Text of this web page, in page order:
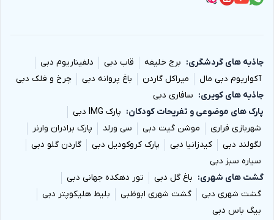
جاذبه های گردشگری برج خلیفه قاب دبی
دلفیناریوم دبی
آکواریوم دبی مال
میراکل گاردن باغ پروانه دبی
چرخ و فلک دبی
جاذبه های کویری
سافاری دبی
پارک های موضوعی و تفریحات کودکان
پارک IMG دبی
شهربازی فراری
موشن گیت دبی سی ورلد
پارک برادران وارنر
لگولند دبی
کیدزانیا دبی پارک کروکودیل دبی
گاردن گلو دبی
سیاره سبز دبی
گشت های شهری
باغ گل دبی
تور دهکده جهانی دبی
گشت شهری دبی
گشت شهری ابوظبی
بلیط هلیکوپتر دبی
بیگ باس دبی